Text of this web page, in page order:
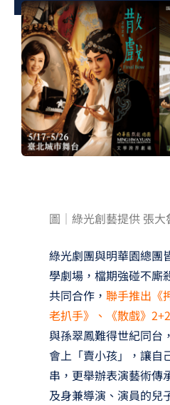
圖│綠光創藝提供 張大
綠光劇團與明華園總團
學劇場，檔期強碰不廝
共同合作， 聯手推出《
老扒手》、《散戲》
與孫翠鳳難得世紀同台
會上「賣小孩」，讓自
串，更舉辦表演藝術傳
及身兼導演、演員的兒